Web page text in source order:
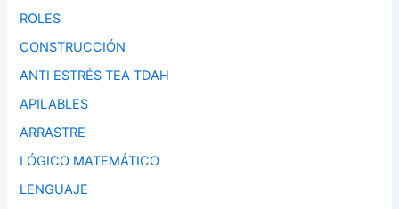
ROLES
CONSTRUCCIÓN
ANTI ESTRÉS TEA TDAH
APILABLES
ARRASTRE
LÓGICO MATEMÁTICO
LENGUAJE